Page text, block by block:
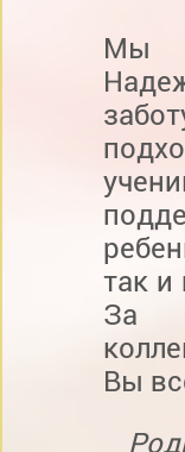
Мы
так и
За
Вы